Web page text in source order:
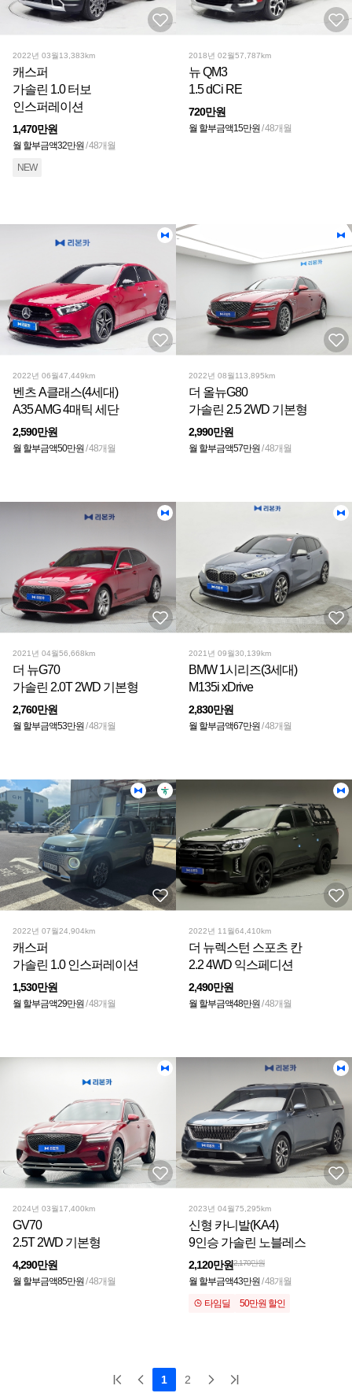
2022년 03월 13,383km
캐스퍼
가솔린 1.0 터보
인스퍼레이션
1,470만원
월 할부금액32만원/ 48개월
NEW
2018년 02월57,787km
뉴 QM3
1.5 dCi RE
720만원
월 할부금액15만원/ 48개월
2022년 06월47,449km
벤츠 A클래스(4세대)
A35 AMG 4매틱 세단
2,590만원
월 할부금액50만원/ 48개월
2022년 08월 113,895km
더 올뉴G80
가솔린 2.5 2WD 기본형
2,990만원
월 할부금액57만원/ 48개월
2021년 04월56,668km
더 뉴G70
가솔린 2.0T 2WD 기본형
2,760만원
월 할부금액53만원/ 48개월
2021년 09월30,139km
BMW 1시리즈(3세대)
M135i xDrive
2,830만원
월 할부금액67만원/ 48개월
2022년 07월24,904km
캐스퍼
가솔린 1.0 인스퍼레이션
1,530만원
월 할부금액29만원/ 48개월
2022년 11월64,410km
더 뉴렉스턴 스포츠 칸
2.2 4WD 익스페디션
2,490만원
월 할부금액48만원/ 48개월
2024년 03월 17,400km
GV70
2.5T 2WD 기본형
4,290만원
월 할부금액85만원 / 48개월
2023년 04월75,295km
신형 카니발(KA4)
9인승 가솔린 노블레스
2,120만원2,170만원
월 할부금액43만원 / 48개월
타임딜
50만원 할인
1 2